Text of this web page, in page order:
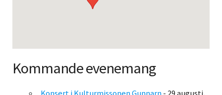
Kommande evenemang